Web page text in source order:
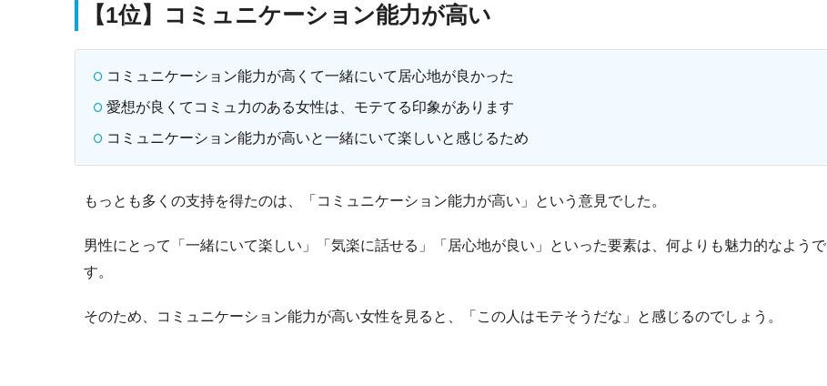
【1位】コミュニケーション能力が高い
コミュニケーション能力が高くて一緒にいて居心地が良かった
愛想が良くてコミュ力のある女性は、モテてる印象があります
コミュニケーション能力が高いと一緒にいて楽しいと感じるため
もっとも多くの支持を得たのは、「コミュニケーション能力が高い」という意見でした。
男性にとって「一緒にいて楽しい」「気楽に話せる」「居心地が良い」といった要素は、何よりも魅力的なようで
す。
そのため、コミュニケーション能力が高い女性を見ると、「この人はモテそうだな」と感じるのでしょう。